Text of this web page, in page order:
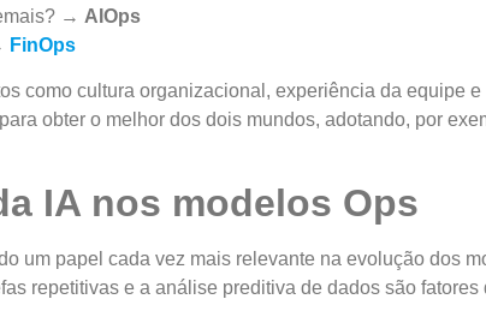
→ AIOps
FinOps
como cultura organizacional, experiência da equipe
obter o melhor dos dois mundos, adotando, por
IA nos modelos Ops
um papel cada vez mais relevante na evolução dos
repetitivas e a análise preditiva de dados são